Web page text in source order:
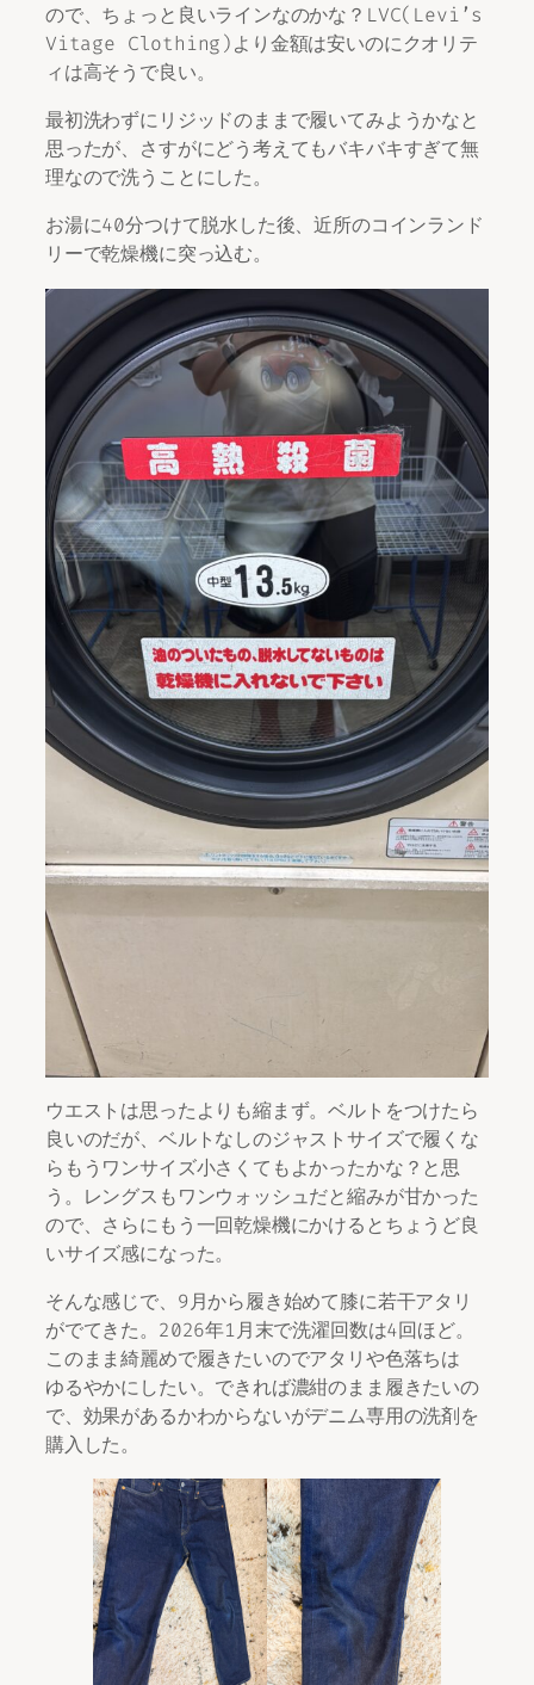
ので、ちょっと良いラインなのかな？LVC(Levi’s
Vitage Clothing)より金額は安いのにクオリテ
ィは高そうで良い。
最初洗わずにリジッドのままで履いてみようかなと
思ったが、さすがにどう考えてもバキバキすぎて無
理なので洗うことにした。
お湯に40分つけて脱水した後、近所のコインランド
リーで乾燥機に突っ込む。
ウエストは思ったよりも縮まず。ベルトをつけたら
良いのだが、ベルトなしのジャストサイズで履くな
らもうワンサイズ小さくてもよかったかな？と思
う。レングスもワンウォッシュだと縮みが甘かった
ので、さらにもう一回乾燥機にかけるとちょうど良
いサイズ感になった。
そんな感じで、9月から履き始めて膝に若干アタリ
がでてきた。2026年1月末で洗濯回数は4回ほど。
このまま綺麗めで履きたいのでアタリや色落ちは
ゆるやかにしたい。できれば濃紺のまま履きたいの
で、効果があるかわからないがデニム専用の洗剤を
購入した。